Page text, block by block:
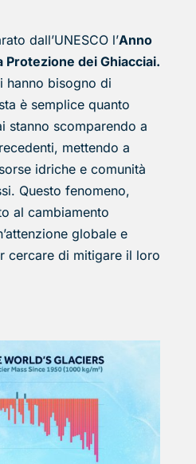
dall’UNESCO l’Anno
dei Ghiacciai.
hanno bisogno di
è semplice quanto
stanno scomparendo a
mettendo a
idriche e comunità
Questo fenomeno,
al cambiamento
globale e
cercare di mitigare il loro